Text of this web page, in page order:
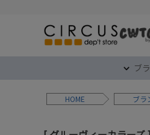
検索
ブ
HOME ブラ